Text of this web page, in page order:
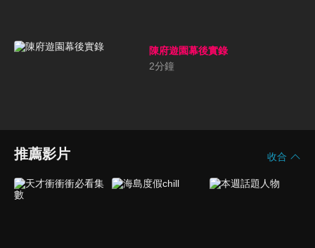
陳府遊園幕後實錄
2分鐘
推薦影片 收合